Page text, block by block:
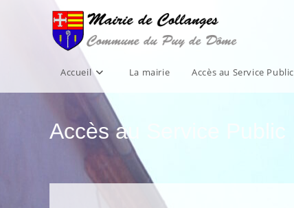
Accueil La mairie Accès au Service Public
Accès au Service Public